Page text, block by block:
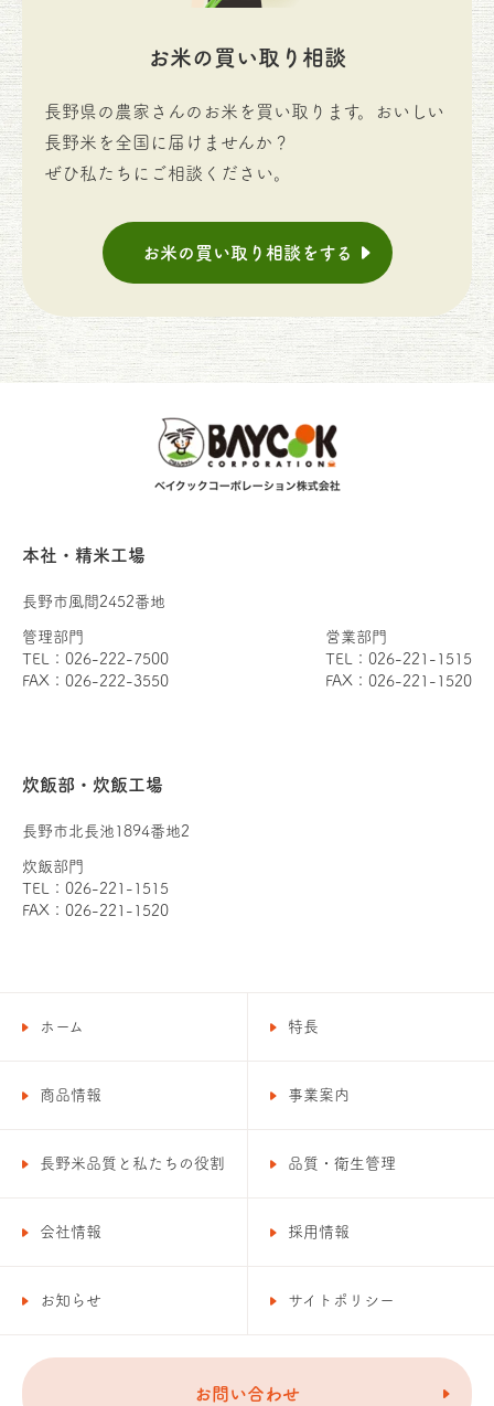
お米の買い取り相談
長野県の農家さんのお米を買い取ります。おいしい
長野米を全国に届けませんか？
ぜひ私たちにご相談ください。
お米の買い取り相談をする
本社・精米工場
長野市風間2452番地
管理部門
TEL：026-222-7500
FAX：026-222-3550
営業部門
TEL：026-221-1515
FAX：026-221-1520
炊飯部・炊飯工場
長野市北長池1894番地2
炊飯部門
TEL：026-221-1515
FAX：026-221-1520
ホーム 特長
商品情報 事業案内
長野米品質と私たちの役割 品質・衛生管理
会社情報 採用情報
お知らせ サイトポリシー
お問い合わせ